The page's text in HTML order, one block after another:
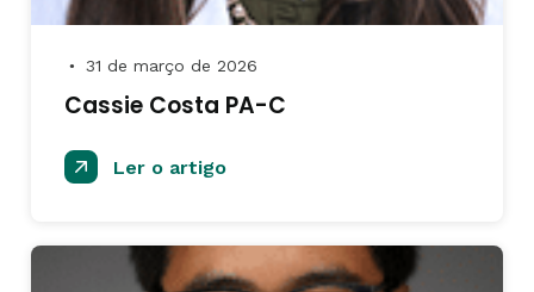
● 31 de março de 2026
Cassie Costa PA-C
Ler o artigo